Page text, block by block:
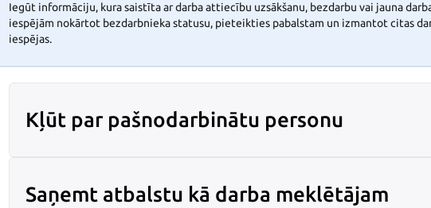
Iegūt informāciju, kura saistīta ar darba attiecību uzsākšanu, bezdarbu vai jauna
iespējām nokārtot bezdarbnieka statusu, pieteikties pabalstam un izmantot citas
iespējas.
Kļūt par pašnodarbinātu personu
Saņemt atbalstu kā darba meklētājam